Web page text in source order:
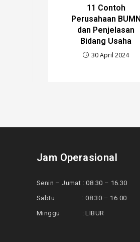
11 Contoh
Perusahaan BUMN
dan Penjelasan
Bidang Usaha
30 April 2024
Jam Operasional
Senin – Jumat : 08.30 – 16.30
Sabtu : 08.30 – 16.00
Minggu : LIBUR